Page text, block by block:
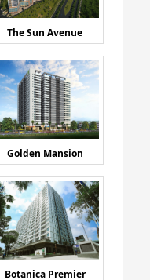
The Sun Avenue
Golden Mansion
Botanica Premier